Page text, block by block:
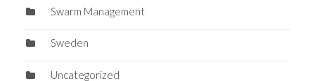
Swarm Management
Sweden
Uncategorized